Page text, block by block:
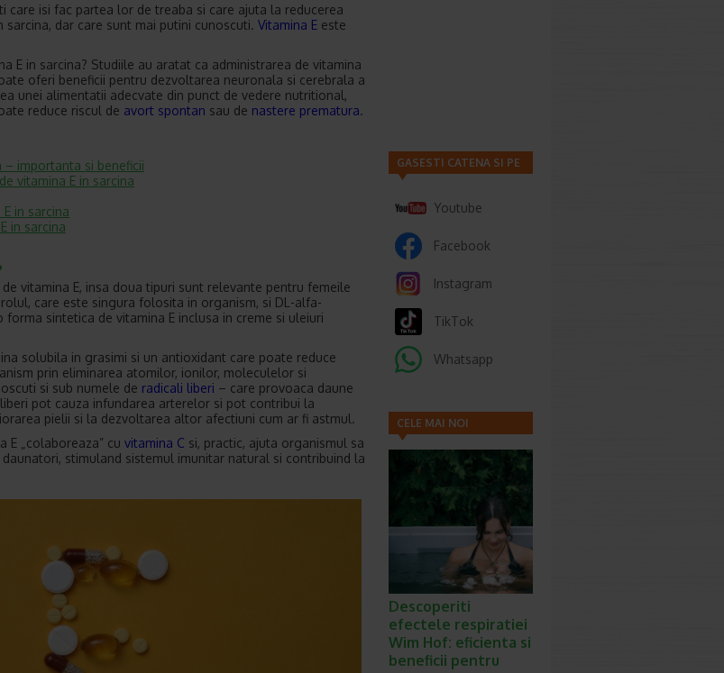
care isi fac partea lor de treaba si care ajuta la reducerea
sarcina, dar care sunt mai putini cunoscuti. Vitamina E este
E in sarcina? Studiile au aratat ca administrarea de vitamina
oferi beneficii pentru dezvoltarea neuronala si cerebrala a
unei alimentatii adecvate din punct de vedere nutritional,
reduce riscul de avort spontan sau de nastere prematura.
– importanta si beneficii
vitamina E in sarcina
in sarcina
in sarcina
vitamina E, insa doua tipuri sunt relevante pentru femeile
care este singura folosita in organism, si DL-alfa-
sintetica de vitamina E inclusa in creme si uleiuri
solubila in grasimi si un antioxidant care poate reduce
prin eliminarea atomilor, ionilor, moleculelor si
si sub numele de radicali liberi – care provoaca daune
pot cauza infundarea arterelor si pot contribui la
pielii si la dezvoltarea altor afectiuni cum ar fi astmul.
E „colaboreaza” cu vitamina C si, practic, ajuta organismul sa
stimuland sistemul imunitar natural si contribuind la
GASESTI CATENA SI PE
Youtube
Facebook
Instagram
TikTok
Whatsapp
CELE MAI NOI
Descoperiti
efectele respiratiei
Wim Hof: eficienta si
beneficii pentru